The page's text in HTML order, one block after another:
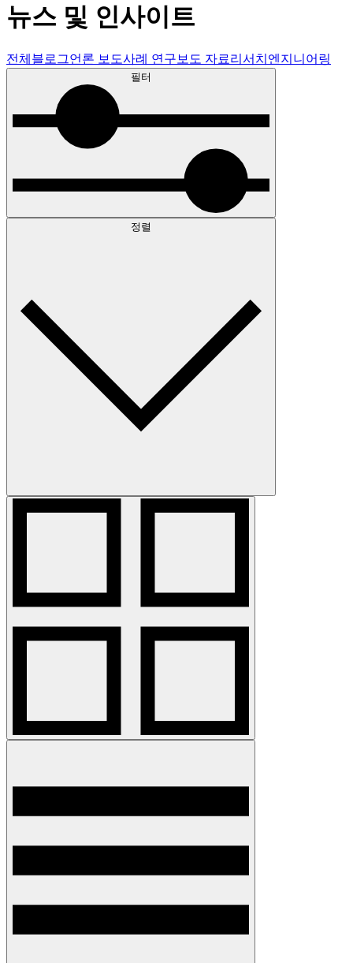
뉴스 및 인사이트
전체 블로그언론 보도사례 연구 보도 자료리서치 엔지니어링
필터
정렬